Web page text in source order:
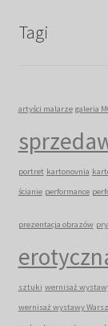
Tagi
artyści malarze galeria
portret kartonovnia
ścianie performance
prezentacja obrazów
sztuki wernisaż
wernisaż wystawy